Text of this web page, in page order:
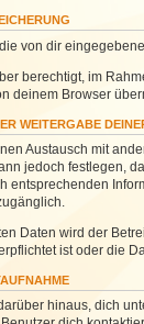
von dir
berechtigt, im
deinem Browser
WEITERGABE
Austausch mit
jedoch festlegen,
entsprechenden
Daten wird der
ist oder die
hinaus, dich